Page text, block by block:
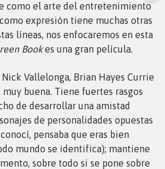
como el arte del entretenimiento
expresión tiene muchas otras
líneas, nos enfocaremos en esta
Bookes una gran película.
Vallelonga, Brian Hayes Currie
buena. Tiene fuertes rasgos
de desarrollar una amistad
de personalidades opuestas
pensaba que eras bien
mundo se identifica); mantiene
sobre todo si se pone sobre